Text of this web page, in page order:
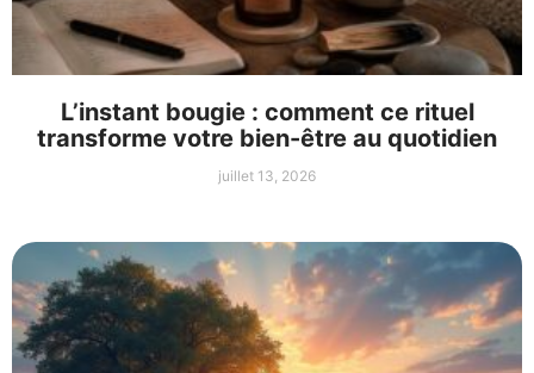
L’instant bougie : comment ce rituel
transforme votre bien-être au quotidien
juillet 13, 2026